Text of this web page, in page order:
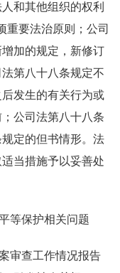
和其他组织的权利
重要法治原则；公司
加的规定，新修订
第八十八条规定不
发生的有关行为或
公司法第八十八条
定的但书情形。法
当措施予以妥善处
等保护相关问题
审查工作情况报告